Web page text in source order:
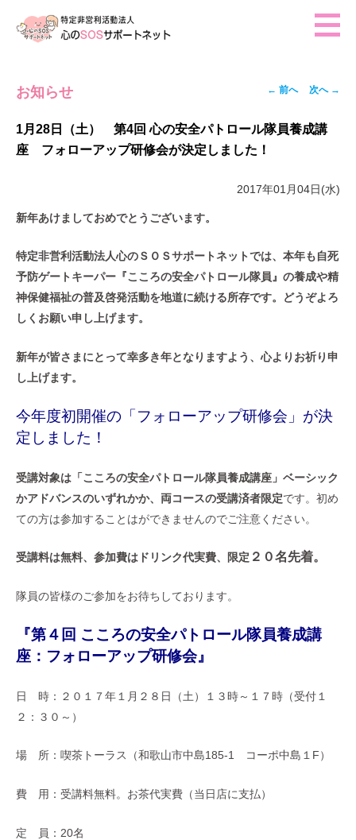
ご挨拶
活動報告
イベント・行事予定
お知らせ
投稿ナビゲー
← 前へ 次へ →
1月28日（土） 第4回 心の安全パトロール隊員養成講
座 フォローアップ研修会が決定しました！
2017年01月04日(水)
新年あけましておめでとうございます。
特定非営利活動法人心のＳＯＳサポートネットでは、本年も自死
予防ゲートキーパー『こころの安全パトロール隊員』の養成や精
神保健福祉の普及啓発活動を地道に続ける所存です。どうぞよろ
しくお願い申し上げます。
新年が皆さまにとって幸多き年となりますよう、心よりお祈り申
し上げます。
今年度初開催の「フォローアップ研修会」が決
定しました！
受講対象は「こころの安全パトロール隊員養成講座」ベーシック
かアドバンスのいずれかか、両コースの受講済者限定です。初め
ての方は参加することはができませんのでご注意ください。
受講料は無料、参加費はドリンク代実費、限定 ２０名先着。
隊員の皆様のご参加をお待ちしております。
『第４回 こころの安全パトロール隊員養成講
座：フォローアップ研修会』
日 時：２０１７年１月２８日（土）１３時～１７時（受付１
２：３０～）
場 所：喫茶トーラス（和歌山市中島185-1 コーポ中島１F）
費 用：受講料無料。お茶代実費（当日店に支払）
定 員：20名